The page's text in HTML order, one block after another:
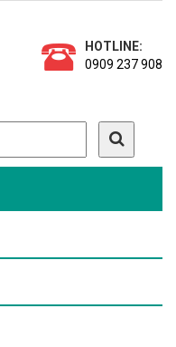
HOTLINE:
0909 237 908